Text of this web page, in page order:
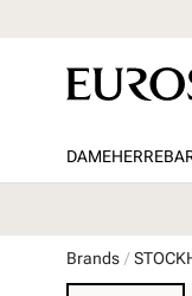
DAMEHERRE
Brands